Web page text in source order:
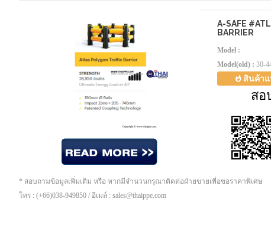
A-SAFE
BARRIER
Model :
Model(old) : 30-
สินค้าแ
สอ
* สอบถามข้อมูลเพิ่มเติม หรือ หากมีจำนวนกรุณาติดต่อฝ่ายขายเพื่อขอราคาพิเศษ
โทร : (+66)038-949850 / อีเมล์ : sales@thaippe.com